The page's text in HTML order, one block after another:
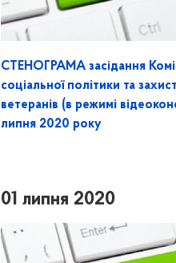
СТЕНОГРАМА засідання
соціальної політики та
ветеранів (в режимі
липня 2020 року
01 липня 2020